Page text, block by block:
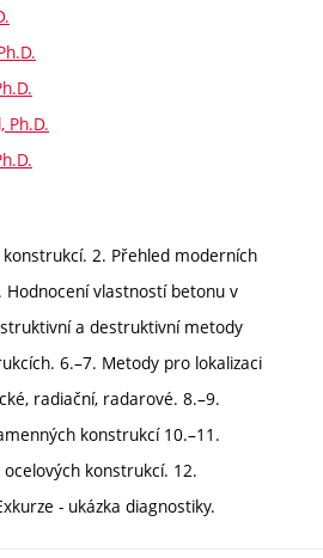
Ph.D.
2. Přehled moderních
vlastností betonu v
a destruktivní metody
6.–7. Metody pro lokalizaci
radiační, radarové. 8.–9.
konstrukcí 10.–11.
konstrukcí. 12.
- ukázka diagnostiky.